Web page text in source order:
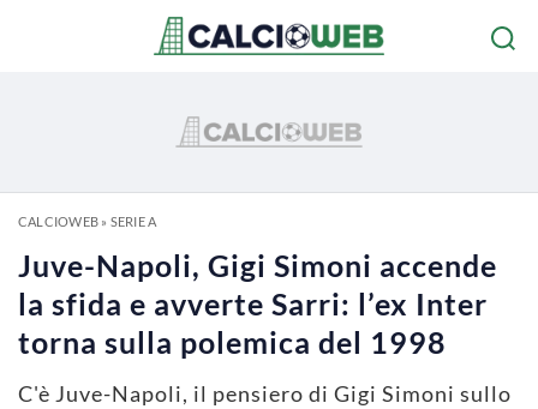
CALCIOWEB» SERIE A
Juve-Napoli, Gigi Simoni accende
la sfida e avverte Sarri: l’ex Inter
torna sulla polemica del 1998
C'è Juve-Napoli, il pensiero di Gigi Simoni sullo